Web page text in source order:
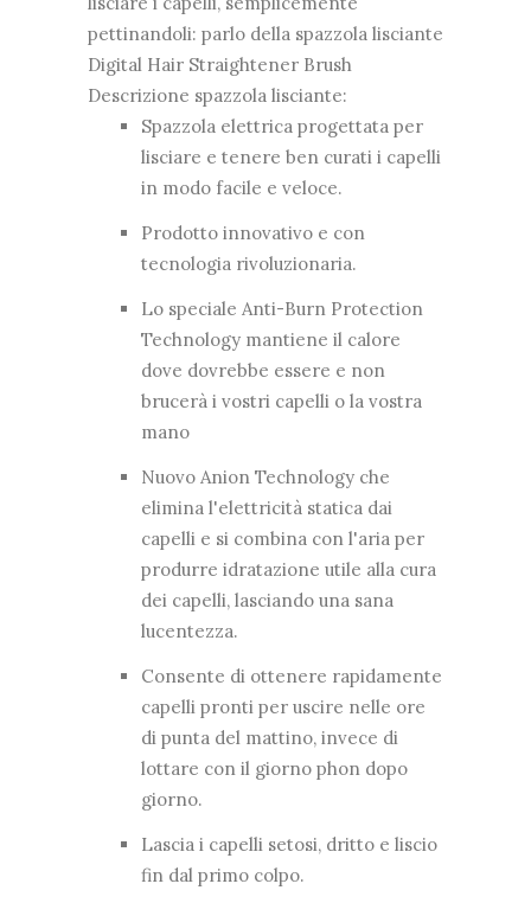
pettinandoli: parlo della spazzola lisciante
Digital Hair Straightener Brush
Descrizione spazzola lisciante:
Spazzola elettrica progettata per
lisciare e tenere ben curati i capelli
in modo facile e veloce.
Prodotto innovativo e con
tecnologia rivoluzionaria.
Lo speciale Anti-Burn Protection
Technology mantiene il calore
dove dovrebbe essere e non
brucerà i vostri capelli o la vostra
mano
Nuovo Anion Technology che
elimina l'elettricità statica dai
capelli e si combina con l'aria per
produrre idratazione utile alla cura
dei capelli, lasciando una sana
lucentezza.
Consente di ottenere rapidamente
capelli pronti per uscire nelle ore
di punta del mattino, invece di
lottare con il giorno phon dopo
giorno.
Lascia i capelli setosi, dritto e liscio
fin dal primo colpo.